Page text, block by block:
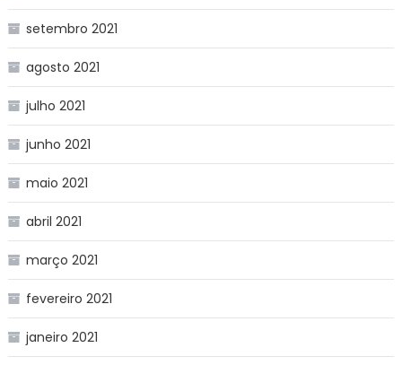
setembro 2021
agosto 2021
julho 2021
junho 2021
maio 2021
abril 2021
março 2021
fevereiro 2021
janeiro 2021